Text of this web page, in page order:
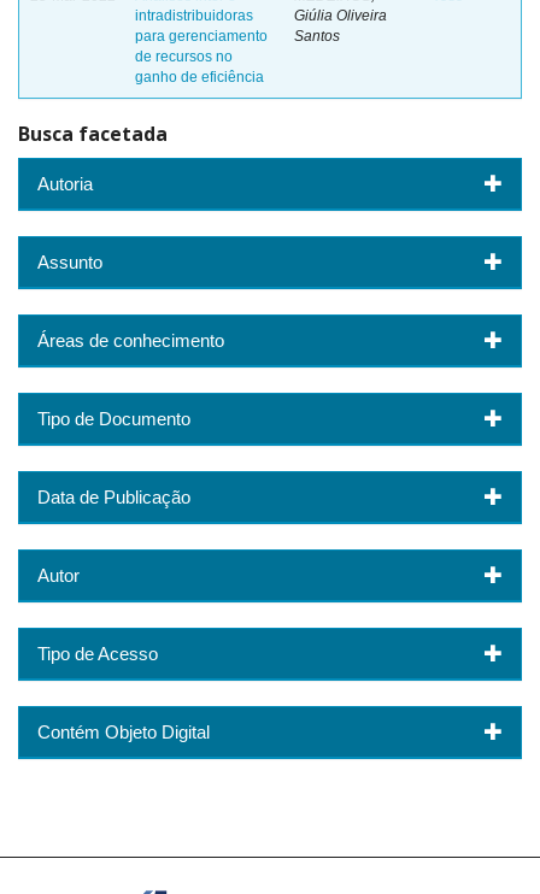
intradistribuidoras
para gerenciamento
de recursos no
ganho de eficiência
Giúlia Oliveira
Santos
Busca facetada
Autoria
Assunto
Áreas de conhecimento
Tipo de Documento
Data de Publicação
Autor
Tipo de Acesso
Contém Objeto Digital